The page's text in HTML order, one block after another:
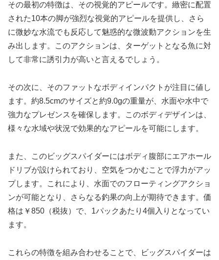
その最初の特徴は、その視覚的アピールです。緻密に配置
された10本の脚が強烈な視覚的アピールを提供し、さら
に微妙な水流でも反応して魅惑的な微波動アクションを生
み出します。このアクションは、ターゲットとなる魚に対
して非常に誘引力が高いと言えるでしょう。
その次に、そのファットなボディインパクトが注目に値し
ます。約8.5cmのサイズと約9.0gの重量が、水面や水中で
強力なプレゼンスを確保します。このボディデザインは、
様々な水域や状況で効果的なアピールを可能にします。
また、このビッグスパイダーにはボディ腹部にエアホール
ドリブが設けられており、空気をつかむことで浮力がアッ
プします。これにより、水面でのフローティングアクショ
ンが可能となり、さらなる釣果の向上が期待できます。価
格は￥850（税抜）で、1パックあたり4個入りとなってい
ます。
これらの特徴を組み合わせることで、ビッグスパイダーは